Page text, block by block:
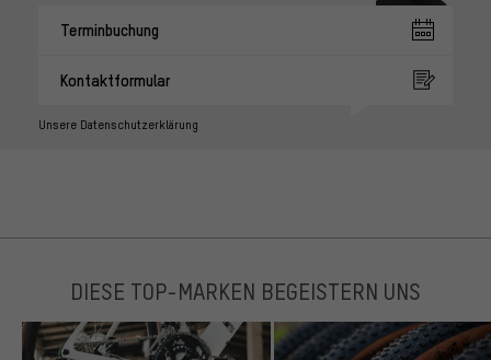
Terminbuchung
Kontaktformular
Unsere Datenschutzerklärung
DIESE TOP-MARKEN BEGEISTERN UNS